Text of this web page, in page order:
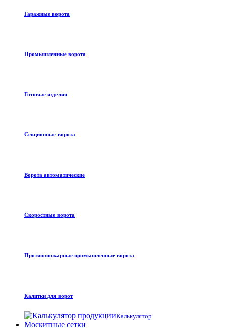
Гаражные ворота
Промышленные ворота
Готовые изделия
Секционные ворота
Ворота автоматические
Скоростные ворота
Противопожарные промышленные ворота
Калитки для ворот
Калькулятор
Москитные сетки